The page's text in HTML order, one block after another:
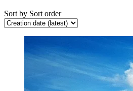
Sort by Sort order